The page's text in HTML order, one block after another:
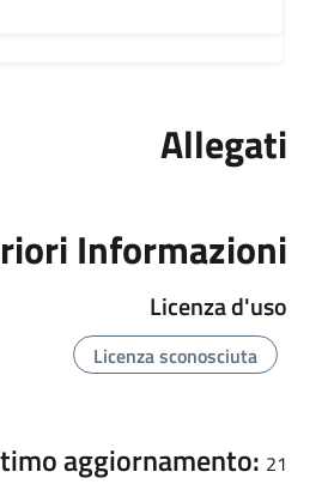
Allegati
Informazioni
Licenza d'uso
Licenza sconosciuta
aggiornamento: